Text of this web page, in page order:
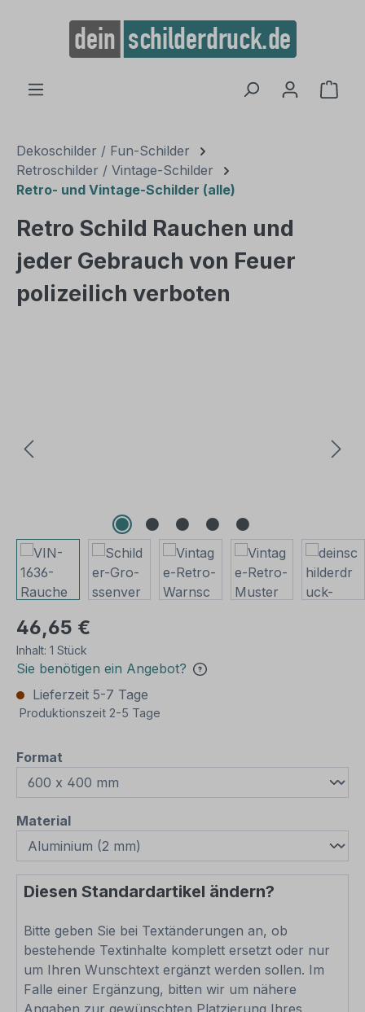
springen
Dekoschilder / Fun-Schilder
Retroschilder / Vintage-Schilder
Retro- und Vintage-Schilder (alle)
Retro Schild Rauchen und
jeder Gebrauch von Feuer
polizeilich verboten
46,65 €
Inhalt: 1 Stück
Sie benötigen ein Angebot?
Lieferzeit 5-7 Tage
Produktionszeit 2-5 Tage
Format
Materialauswählen
Diesen Standardartikel ändern?
Bitte geben Sie bei Textänderungen an, ob
bestehende Textinhalte komplett ersetzt oder nur
um Ihren Wunschtext ergänzt werden sollen. Im
Falle einer Ergänzung, bitten wir um nähere
Angaben zur gewünschten Platzierung Ihres